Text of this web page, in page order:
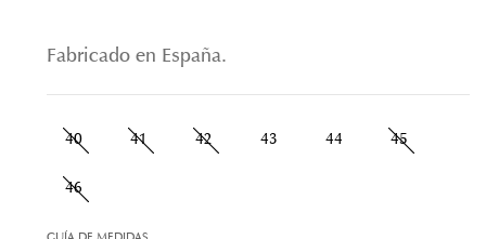
Fabricado en España.
40 41 42 43 44 45
46